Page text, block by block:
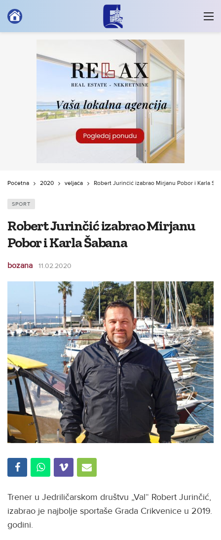
Početna 2020 veljača Robert Jurinčić izabrao Mirjanu Pobor i Karla
SPORT
Robert Jurinčić izabrao Mirjanu
Pobor i Karla Šabana
bozana 11.02.2020
Trener u Jedriličarskom društvu „Val“ Robert Jurinčić,
izabrao je najbolje sportaše Grada Crikvenice u 2019.
godini.